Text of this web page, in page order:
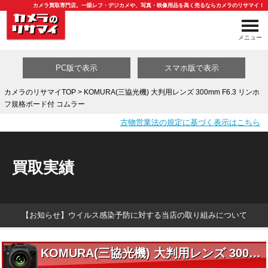
カメラ買取専門店。一眼レフ・デジカメや、写真・映像用品を高く売るならカメラのリサマイ！
メニュー
PC版で表示 スマホ版で表示
カメラのリサマイTOP> KOMURA(三協光機) 大判用レンズ 300mm F6.3 リンホ
フ規格ボード付 コムラー
古物営業法の規定に基づく表示はこちら
買取実績
【お知らせ】ウイルス感染予防に対する当店の取り組みについて
KOMURA(三協光機) 大判用レンズ 300mm F6.3 リンホフ規格ボード付 コムラー